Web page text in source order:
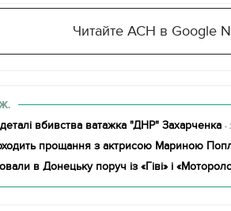
Читайте АСН в Google
вбивства ватажка "ДНР" Захарченка -
прощання з актрисою Мариною
в Донецьку поруч із «Гіві» і